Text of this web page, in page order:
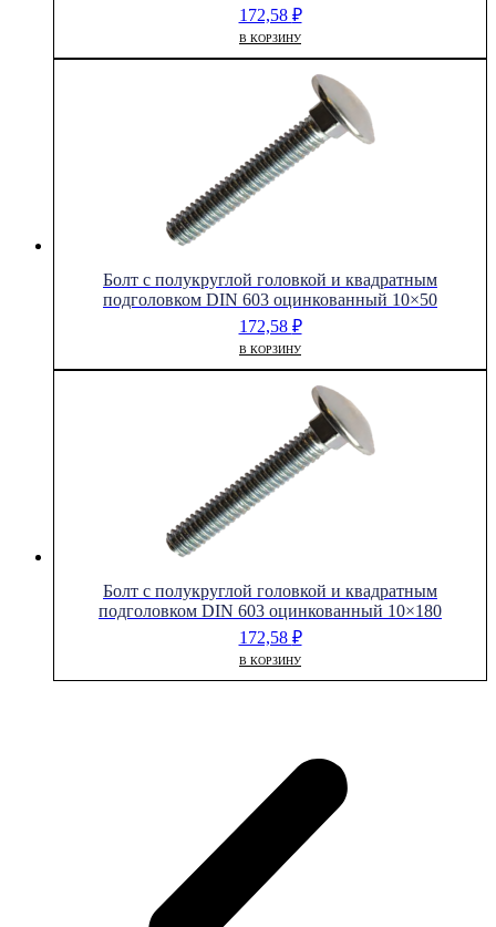
172,58 ₽
В КОРЗИНУ
Болт с полукруглой головкой и квадратным
подголовком DIN 603 оцинкованный 10×50
172,58 ₽
В КОРЗИНУ
Болт с полукруглой головкой и квадратным
подголовком DIN 603 оцинкованный 10×180
172,58 ₽
В КОРЗИНУ